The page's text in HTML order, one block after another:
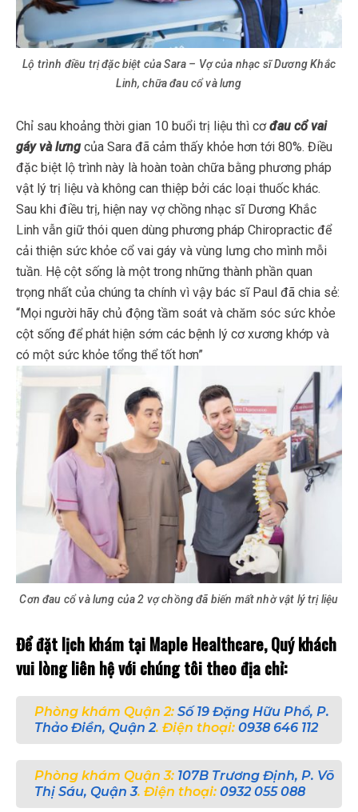
Lộ trình điều trị đặc biệt của Sara – Vợ của nhạc sĩ Dương Khắc
Linh, chữa đau cổ và lưng
Chỉ sau khoảng thời gian 10 buổi trị liệu thì cơđau cổ vai
gáy và lưng của Sara đã cảm thấy khỏe hơn tới 80%. Điều
đặc biệt lộ trình này là hoàn toàn chữa bằng phương pháp
vật lý trị liệu và không can thiệp bởi các loại thuốc khác.
Sau khi điều trị, hiện nay vợ chồng nhạc sĩ Dương Khắc
Linh vẫn giữ thói quen dùng phương pháp Chiropractic để
cải thiện sức khỏe cổ vai gáy và vùng lưng cho mình mỗi
tuần. Hệ cột sống là một trong những thành phần quan
trọng nhất của chúng ta chính vì vậy bác sĩ Paul đã chia sẻ:
“Mọi người hãy chủ động tầm soát và chăm sóc sức khỏe
cột sống để phát hiện sớm các bệnh lý cơ xương khớp và
có một sức khỏe tổng thể tốt hơn”
Cơn đau cổ và lưng của 2 vợ chồng đã biến mất nhờ vật lý trị liệu
Để đặt lịch khám tại Maple Healthcare, Quý khách
vui lòng liên hệ với chúng tôi theo địa chỉ:
Phòng khám Quận 2: Số 19 Đặng Hữu Phổ, P.
Thảo Điền, Quận 2. Điện thoại: 0938 646 112
Phòng khám Quận 3: 107B Trương Định, P. Võ
Thị Sáu, Quận 3. Điện thoại: 0932 055 088